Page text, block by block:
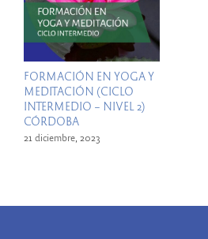
FORMACIÓN EN YOGA Y
MEDITACIÓN (CICLO
INTERMEDIO – NIVEL 2)
CÓRDOBA
21 diciembre, 2023